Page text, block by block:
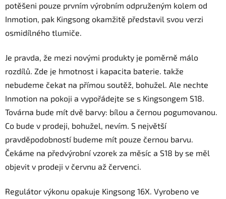
potěšeni pouze prvním výrobním odpruženým kolem od
Inmotion, pak Kingsong okamžitě představil svou verzi
osmidílného tlumiče.
Je pravda, že mezi novými produkty je poměrně málo
rozdílů. Zde je hmotnost i kapacita baterie. takže
nebudeme čekat na přímou soutěž, bohužel. Ale nechte
Inmotion na pokoji a vypořádejte se s Kingsongem S18.
Továrna bude mít dvě barvy: bílou a černou pogumovanou.
Co bude v prodeji, bohužel, nevím. S největší
pravděpodobností budeme mít pouze černou barvu.
Čekáme na předvýrobní vzorek za měsíc a S18 by se měl
objevit v prodeji v červnu až červenci.
Regulátor výkonu opakuje Kingsong 16X. Vyrobeno ve